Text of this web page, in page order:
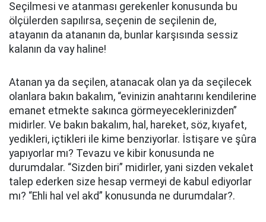
Seçilmesi ve atanması gerekenler konusunda bu
ölçülerden sapılırsa, seçenin de seçilenin de,
atayanın da atananın da, bunlar karşısında sessiz
kalanın da vay haline!
Atanan ya da seçilen, atanacak olan ya da seçilecek
olanlara bakın bakalım, “evinizin anahtarını kendilerine
emanet etmekte sakınca görmeyeceklerinizden”
midirler. Ve bakın bakalım, hal, hareket, söz, kıyafet,
yedikleri, içtikleri ile kime benziyorlar. İstişare ve şûra
yapıyorlar mı? Tevazu ve kibir konusunda ne
durumdalar. “Sizden biri” midirler, yani sizden vekalet
talep ederken size hesap vermeyi de kabul ediyorlar
mı? “Ehli hal vel akd” konusunda ne durumdalar?.